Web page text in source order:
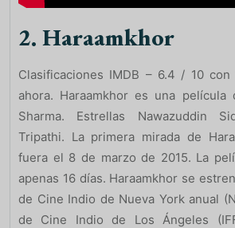
2. Haraamkhor
Clasificaciones IMDB – 6.4 / 10 con
ahora. Haraamkhor es una película
Sharma. Estrellas Nawazuddin
Tripathi. La primera mirada de
fuera el 8 de marzo de 2015. La
apenas 16 días. Haraamkhor se
de Cine Indio de Nueva York anual
de Cine Indio de Los Ángeles